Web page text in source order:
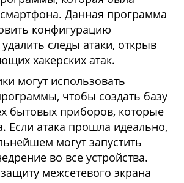
Данная программа
конфигурацию
следы атаки, открыв
хакерских атак.
могут использовать
чтобы создать базу
бытовых приборов, которые
Если атака прошла идеально,
могут запустить
во все устройства.
межсетевого экрана